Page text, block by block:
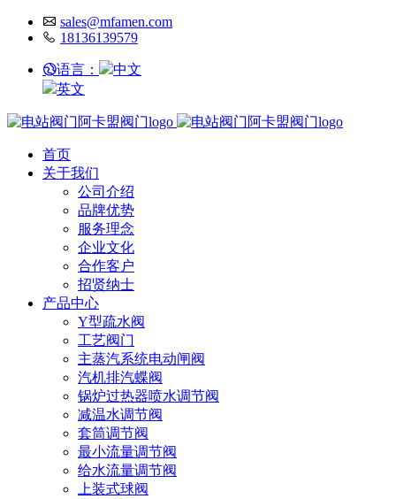
sales@mfamen.com
18136139579
语言：
中文
英文
首页
关于我们
公司介绍
品牌优势
服务理念
企业文化
合作客户
招贤纳士
产品中心
Y型疏水阀
工艺阀门
主蒸汽系统电动闸阀
汽机排汽蝶阀
锅炉过热器喷水调节阀
减温水调节阀
套筒调节阀
最小流量调节阀
给水流量调节阀
上装式球阀